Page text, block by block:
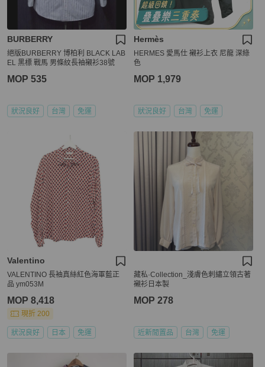
BURBERRY
絕版BURBERRY 博柏利 BLACK LAB
EL 黑標 戰馬 男條紋長袖襯衫38號
MOP 535
狀況良好 台灣 免運
Hermès
HERMES 愛馬仕 襯衫上衣 尼龍 深綠
色
MOP 1,979
狀況良好 台灣 免運
Valentino
VALENTINO 長袖真絲紅色海軍藍正
品 ym053M
MOP 8,418
現折 200
狀況良好 日本 免運
藏私·Collection_淺膚色刺繡立領古著
襯衫日本製
MOP 278
近新閒置品 台灣 免運